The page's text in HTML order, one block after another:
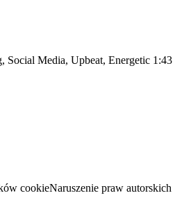
Social Media, Upbeat, Energetic 1:43
cookieNaruszenie praw autorskich